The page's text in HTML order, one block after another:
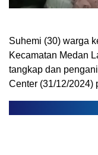
Suhemi (30) warga
Kecamatan Medan
tangkap dan
Center (31/12/2024)